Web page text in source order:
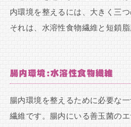
内環境を整えるには、大きく三つ
それは、水溶性食物繊維と短鎖脂
腸内環境:水溶性食物繊維
腸内環境を整えるために必要な
繊維です。腸内にいる善玉菌の